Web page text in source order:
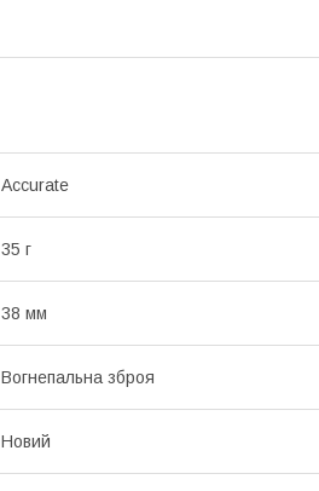
Accurate
35 г
38 мм
Вогнепальна зброя
Новий